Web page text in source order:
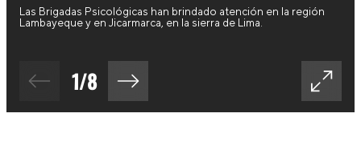
Las Brigadas Psicológicas han brindado atención en la región
Lambayeque y en Jicarmarca, en la sierra de Lima.
1/8